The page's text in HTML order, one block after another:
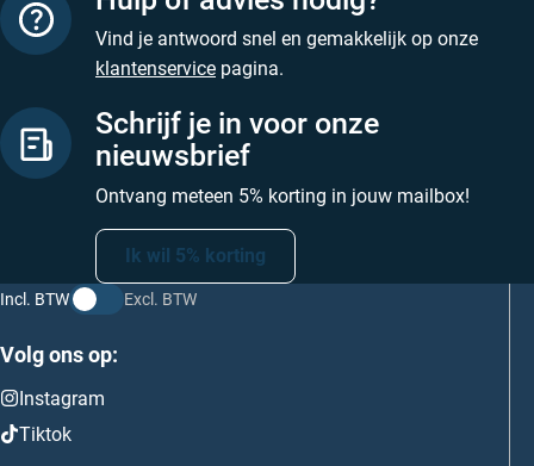
Vind je antwoord snel en gemakkelijk op onze
klantenservice pagina.
Schrijf je in voor onze
nieuwsbrief
Ontvang meteen 5% korting in jouw mailbox!
Ik wil 5% korting
Incl. BTW Excl. BTW
Volg ons op:
Instagram
Tiktok